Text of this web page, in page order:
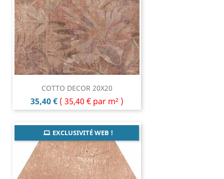
COTTO DECOR 20X20
Prix
35,40 € ( 35,40 € par m² )
EXCLUSIVITÉ WEB !